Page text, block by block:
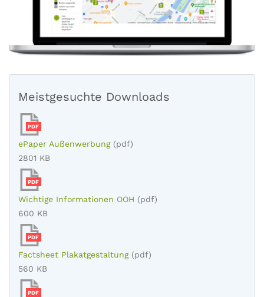
Meistgesuchte Downloads
PDF
ePaper Außenwerbung (pdf)
2801 KB
PDF
Wichtige Informationen OOH (pdf)
600 KB
PDF
Factsheet Plakatgestaltung (pdf)
560 KB
PDF